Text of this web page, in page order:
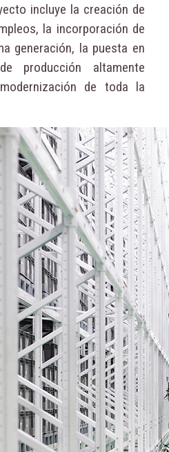
incluye la creación de
la incorporación de
generación, la puesta en
producción altamente
de toda la